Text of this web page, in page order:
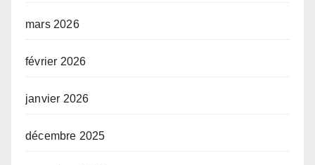
mars 2026
février 2026
janvier 2026
décembre 2025